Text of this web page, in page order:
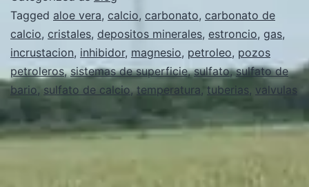
de
incrustacion
en
pozos
petroleros
Tagged aloe vera, calcio, carbonato, carbonato de
calcio, cristales, depositos minerales, estroncio, gas,
incrustacion, inhibidor, magnesio, petroleo, pozos
petroleros,sistemas de superficie,sulfato,sulfato de
bario, sulfato de calcio, temperatura tuberias valvulas